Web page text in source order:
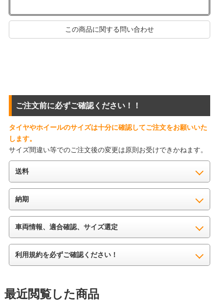
この商品に関する問い合わせ
ご注文前に必ずご確認ください！！
タイヤやホイールのサイズは十分に確認してご注文をお願いいた
します。
サイズ間違い等でのご注文後の変更は原則お受けできかねます。
送料
納期
車両情報、適合確認、サイズ選定
利用規約を必ずご確認ください！
最近閲覧した商品